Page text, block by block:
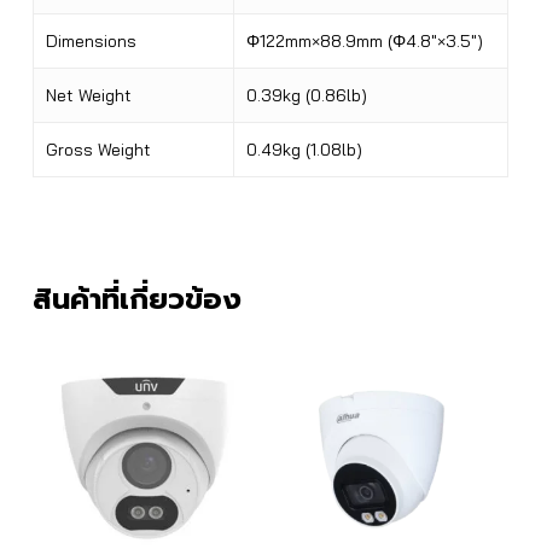
Dimensions Φ122mm×88.9mm (Φ4.8″×3.5″)
Net Weight 0.39kg (0.86lb)
Gross Weight 0.49kg (1.08lb)
สินค้าที่เกี่ยวข้อง